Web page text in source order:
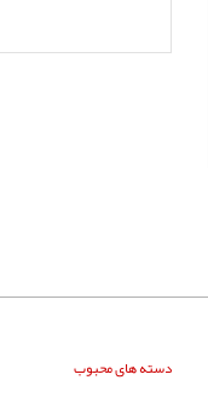
دسته های محبوب